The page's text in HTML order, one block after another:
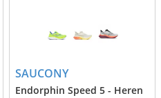
SAUCONY
Endorphin Speed 5 - Heren